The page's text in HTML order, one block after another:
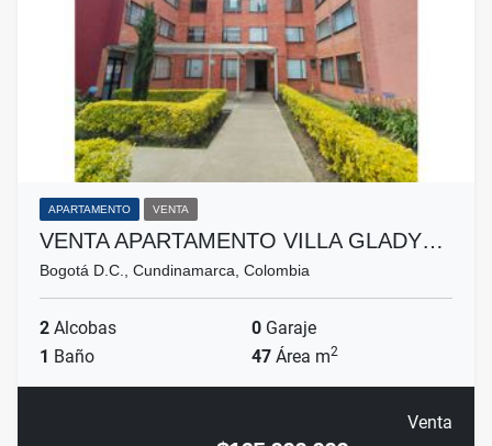
APARTAMENTO VENTA
VENTA APARTAMENTO VILLA GLADY…
Bogotá D.C., Cundinamarca, Colombia
2 Alcobas 0 Garaje
1 Baño 47 Área m2
Venta